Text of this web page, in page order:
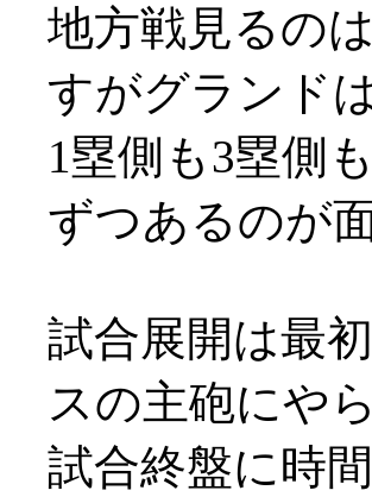
地方戦見るの
すがグランド
1塁側も3塁側
ずつあるのが
試合展開は最
スの主砲にや
試合終盤に時